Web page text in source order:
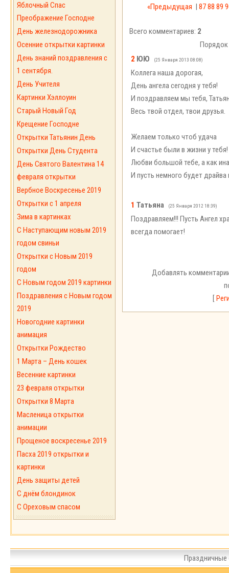
Яблочный Спас
Преображение Господне
День железнодорожника
Осенние открытки картинки
День знаний поздравления с
1 сентября.
День Учителя
Картинки Хэллоуин
Старый Новый Год
Крещение Господне
Открытки Татьянин День
Открытки День Студента
День Святого Валентина 14
февраля открытки
Вербное Воскресенье 2019
Открытки с 1 апреля
Зима в картинках
С Наступающим новым 2019
годом свиньи
Открытки с Новым 2019
годом
C Новым годом 2019 картинки
Поздравления с Новым годом
2019
Новогодние картинки
анимация
Открытки Рождество
1 Марта – День кошек
Весенние картинки
23 февраля открытки
Открытки 8 Марта
Масленица открытки
анимации
Прощеное воскресенье 2019
Пасха 2019 открытки и
картинки
День защиты детей
С днём блондинок
С Ореховым спасом
«Предыдущая 8788 89
Всего комментариев: 2
Порядок
2 ЮЮ (25 Января 2013 08:08)
Коллега наша дорогая,
День ангела сегодня у тебя!
И поздравляем мы тебя,
Весь твой отдел, твои друзья.
Желаем только чтоб удача
И счастье были в жизни у тебя!
Любви большой тебе, а как
И пусть немного будет драйва
1 Татьяна (25 Января 2012 18:39)
Поздравляем!!! Пусть Ангел
всегда помогает!
Добавлять